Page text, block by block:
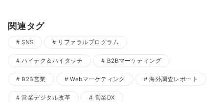
関連タグ
SNS リファラルプログラム
ハイテク＆ハイタッチ B2Bマーケティング
B2B営業 Webマーケティング 海外調査レポート
営業デジタル改革 営業DX